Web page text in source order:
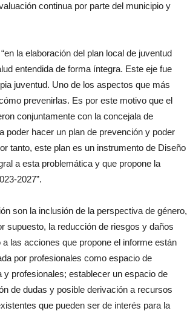
continua por parte del municipio y
la elaboración del plan local de juventud
entendida de forma íntegra. Este eje fue
juventud. Uno de los aspectos que más
prevenirlas. Es por este motivo que el
conjuntamente con la concejala de
poder hacer un plan de prevención y poder
tanto, este plan es un instrumento de Diseño
a esta problemática y que propone la
2027”.
son la inclusión de la perspectiva de género,
supuesto, la reducción de riesgos y daños
las acciones que propone el informe están
por profesionales como espacio de
profesionales; establecer un espacio de
de dudas y posible derivación a recursos
que pueden ser de interés para la